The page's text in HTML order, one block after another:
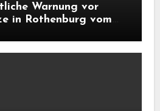
Warnung vor
in Rothenburg vom